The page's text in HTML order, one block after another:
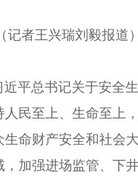
记者王兴瑞刘毅报道
平总书记关于安全
民至上、生命至上
命财产安全和社会
加强进场监管、下